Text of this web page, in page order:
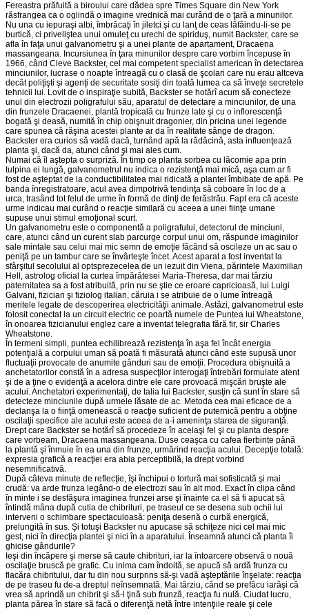
Fereastra prăfuită a biroului care dădea spre Times Square din New York
răsfrangea ca o oglindă o imagine vrednică mai curând de o ţară a minunilor.
Nu una cu iepuraşi albi, îmbrăcaţi în jiletci şi cu lanţ de ceas lăfăindu-li-se pe
burtică, ci priveliştea unui omuleţ cu urechi de spiriduş, numit Backster, care se
afla în faţa unui galvanometru şi a unei plante de apartament, Dracaena
massangeana. Incursiunea în ţara minunilor despre care vorbim începuse în
1966, când Cleve Backster, cel mai competent specialist american în detectarea
minciunilor, lucrase o noapte întreagă cu o clasă de şcolari care nu erau altceva
decât poliţişti şi agenţi de securitate sosiţi din toată lumea ca să înveţe secretele
tehnicii lui. Lovit de o inspiraţie subită, Backster se hotărî acum să conecteze
unul din electrozii poligrafului său, aparatul de detectare a minciunilor, de una
din frunzele Dracaenei, plantă tropicală cu frunze late şi cu o inflorescenţă
bogată şi deasă, numită în chip obişnuit dragonier, din pricina unei legende
care spunea că răşina acestei plante ar da în realitate sânge de dragon.
Backster era curios să vadă dacă, turnând apă la rădăcină, asta influenţează
planta şi, dacă da, atunci când şi mai ales cum.
Numai că îl aştepta o surpriză. În timp ce planta sorbea cu lăcomie apa prin
tulpina ei lungă, galvanometrul nu indica o rezistenţă mai mică, aşa cum ar fi
fost de aşteptat de la conductibilitatea mai ridicată a plantei îmbibate de apă. Pe
banda înregistratoare, acul avea dimpotrivă tendinţa să coboare în loc de a
urca, trasând tot felul de urme în formă de dinţi de ferăstrău. Fapt era că aceste
urme indicau mai curând o reacţie similară cu aceea a unei fiinţe umane
supuse unui stimul emoţional scurt.
Un galvanometru este o componentă a poligrafului, detectorul de minciuni,
care, atunci când un curent slab parcurge corpul unui om, răspunde imaginilor
sale mintale sau celui mai mic semn de emoţie făcând să oscileze un ac sau o
peniţă pe un tambur care se învârteşte încet. Acest aparat a fost inventat la
sfârşitul secolului al optsprezecelea de un iezuit din Viena, părintele Maximilian
Hell, astrolog oficial la curtea împărătesei Maria-Theresa, dar mai târziu
paternitatea sa a fost atribuită, prin nu se ştie ce eroare capricioasă, lui Luigi
Galvani, fizician şi fiziolog italian, căruia i se atribuie de o lume întreagă
meritele legate de descoperirea electricităţii animale. Astăzi, galvanometrul este
folosit conectat la un circuit electric ce poartă numele de Puntea lui Wheatstone,
în onoarea fizicianului englez care a inventat telegrafia fără fir, sir Charles
Wheatstone.
În termeni simpli, puntea echilibrează rezistenţa în aşa fel încât energia
potenţială a corpului uman să poată fi măsurată atunci când este supusă unor
fluctuaţii provocate de anumite gânduri sau de emoţii. Procedura obişnuită a
anchetatorilor constă în a adresa suspecţilor interogaţi întrebări formulate atent
şi de a ţine o evidenţă a acelora dintre ele care provoacă mişcări bruşte ale
acului. Anchetatori experimentaţi, de talia lui Backster, susţin că sunt în stare să
detecteze minciunile după urmele lăsate de ac. Metoda cea mai eficace de a
declanşa la o fiinţă omenească o reacţie suficient de puternică pentru a obţine
oscilaţii specifice ale acului este aceea de a-i ameninţa starea de siguranţă.
Drept care Backster se hotărî să procedeze în acelaşi fel şi cu planta despre
care vorbeam, Dracaena massangeana. Duse ceaşca cu cafea fierbinte până
la plantă şi înmuie în ea una din frunze, urmărind reacţia acului. Decepţie totală:
expresia grafică a reacţiei era abia perceptibilă, la drept vorbind
nesemnificativă.
După câteva minute de reflecţie, îşi închipui o tortură mai sofisticată şi mai
crudă: va arde frunza legând-o de electrozi sau în alt mod. Exact în clipa când
în minte i se desfăşura imaginea frunzei arse şi înainte ca el să fi apucat să
întindă mâna după cutia de chibrituri, pe traseul ce se desena sub ochii lui
interveni o schimbare spectaculoasă: peniţa desenă o curbă energică,
prelungită în sus. Şi totuşi Backster nu apucase să schiţeze nici cel mai mic
gest, nici în direcţia plantei şi nici în a aparatului. Înseamnă atunci că planta îi
ghicise gândurile?
Ieşi din încăpere şi merse să caute chibrituri, iar la întoarcere observă o nouă
oscilaţie bruscă pe grafic. Cu inima cam îndoită, se apucă să ardă frunza cu
flacăra chibritului, dar fu din nou surprins să-şi vadă aşteptările înşelate: reacţia
de pe traseu fu de-a dreptul neînsemnată. Mai târziu, când se prefăcu iarăşi că
vrea să aprindă un chibrit şi să-l ţină sub frunză, reacţia fu nulă. Ciudat lucru,
planta părea în stare să facă o diferenţă netă între intenţiile reale şi cele